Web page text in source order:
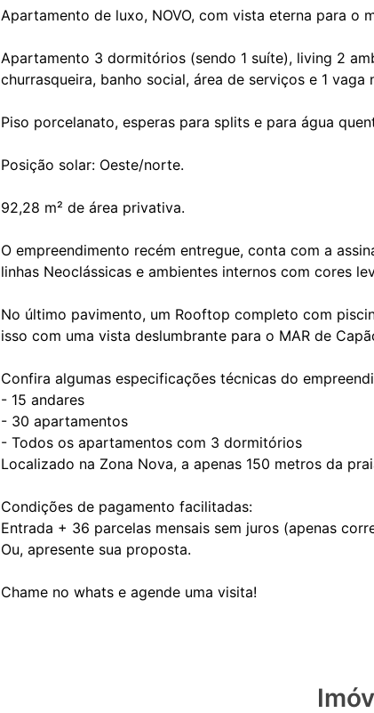
Apartamento de luxo, NOVO, com vista eterna para o
Apartamento 3 dormitórios (sendo 1 suíte), living 2
churrasqueira, banho social, área de serviços e 1 vaga
Piso porcelanato, esperas para splits e para água
Posição solar: Oeste/norte.
92,28 m² de área privativa.
O empreendimento recém entregue, conta com a
linhas Neoclássicas e ambientes internos com cores
No último pavimento, um Rooftop completo com
isso com uma vista deslumbrante para o MAR de
Confira algumas especificações técnicas do
- 15 andares
- 30 apartamentos
- Todos os apartamentos com 3 dormitórios
Localizado na Zona Nova, a apenas 150 metros da
Condições de pagamento facilitadas:
Entrada + 36 parcelas mensais sem juros (apenas
Ou, apresente sua proposta.